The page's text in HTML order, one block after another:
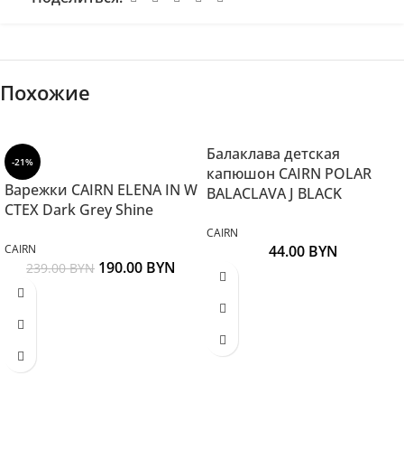
Похожие
-21%
Варежки CAIRN ELENA IN W
CTEX Dark Grey Shine
CAIRN
239.00BYN 190.00 BYN
Балаклава детская
капюшон CAIRN POLAR
BALACLAVA J BLACK
CAIRN
44.00 BYN